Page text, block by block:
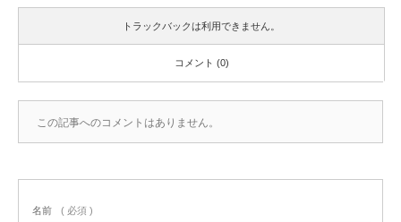
トラックバックは利用できません。
コメント (0)
この記事へのコメントはありません。
名前 ( 必須 )